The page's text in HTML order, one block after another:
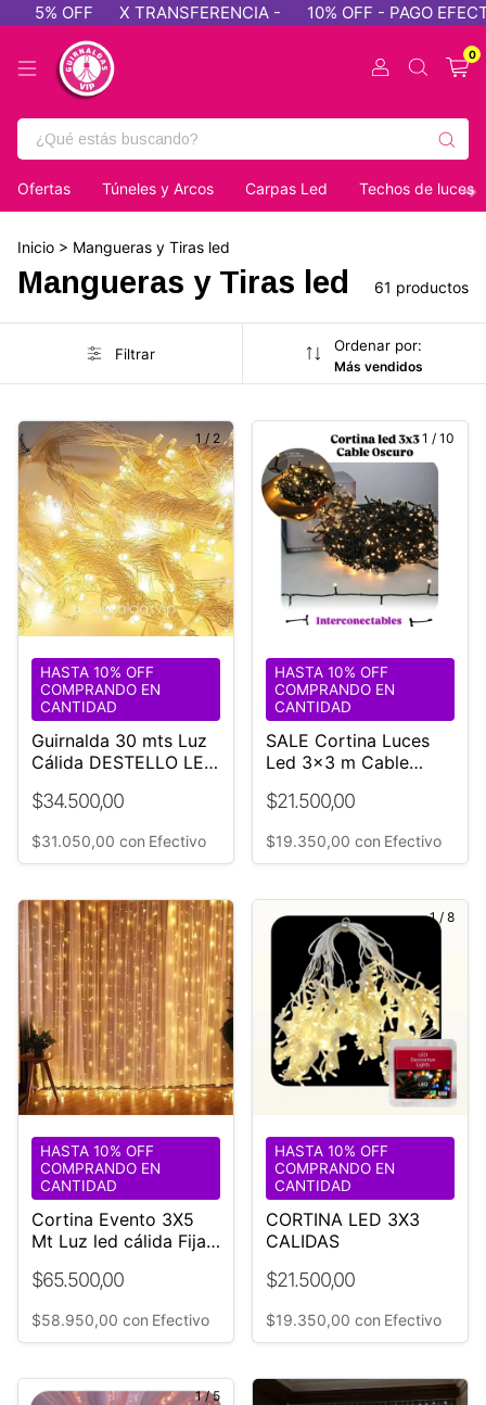
- 10% OFF - PAGO EFECTIVO 5% OFF
0
Ofertas Túneles y Arcos Carpas Led Techos de luces
Inicio > Mangueras y Tiras led
Mangueras y Tiras led 61 productos
Filtrar Ordenar por:
Más vendidos
1/ 2
Guirnalda 30 mts Luz
Cálida DESTELLO LED
Vip
$34.500,00
HASTA 10% OFF
COMPRANDO EN
CANTIDAD
$31.050,00 con Efectivo
1 / 10
SALE Cortina Luces
Led 3x3 m Cable
$21.500,00
HASTA 10% OFF
COMPRANDO EN
CANTIDAD
$19.350,00 con Efectivo
Cortina Evento 3X5
Mt Luz led cálida Fija
$65.500,00
HASTA 10% OFF
COMPRANDO EN
CANTIDAD
$58.950,00 con Efectivo
1/ 8
CORTINA LED 3X3
CALIDAS
$21.500,00
HASTA 10% OFF
COMPRANDO EN
CANTIDAD
$19.350,00 con Efectivo
1/5